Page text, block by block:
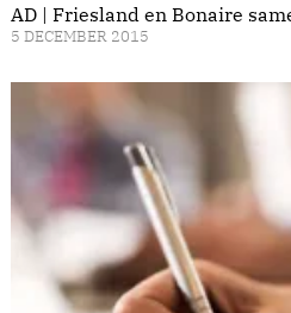
AD | Friesland en Bonaire
5 DECEMBER 2015